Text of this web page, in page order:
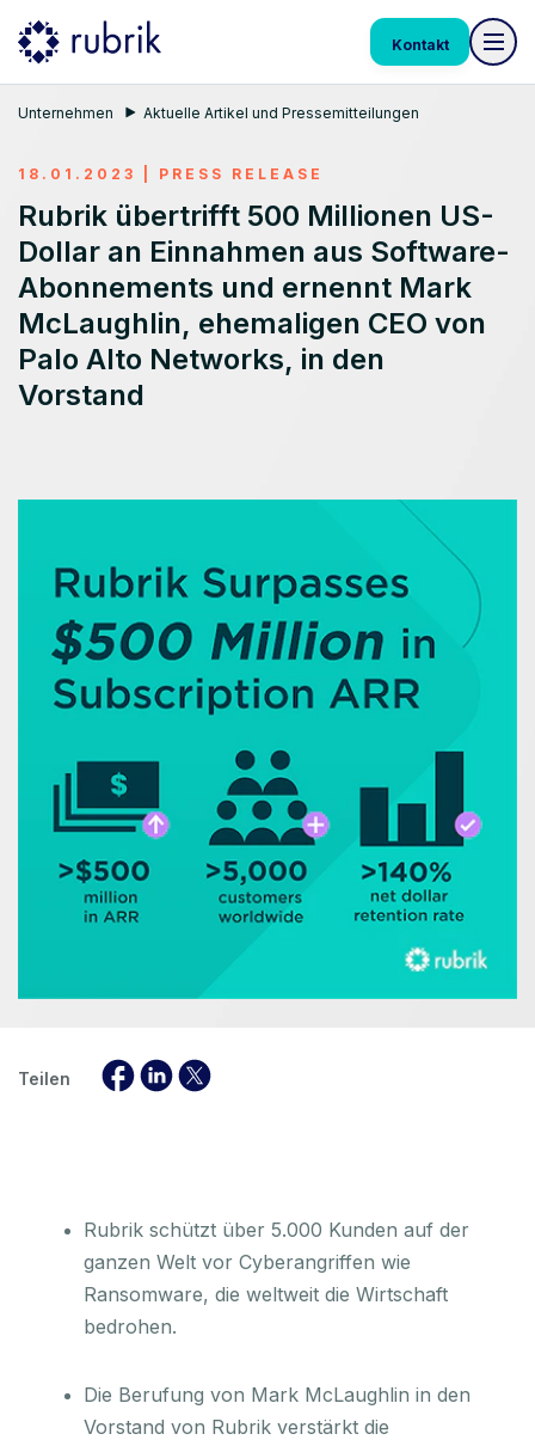
Kontakt
Unternehmen Aktuelle Artikel und Pressemitteilungen
18.01.2023 PRESS RELEASE
Rubrik übertrifft 500 Millionen US-
Dollar an Einnahmen aus Software-
Abonnements und ernennt Mark
McLaughlin, ehemaligen CEO von
Palo Alto Networks, in den
Vorstand
Teilen
Rubrik schützt über 5.000 Kunden auf der
ganzen Welt vor Cyberangriffen wie
Ransomware, die weltweit die Wirtschaft
bedrohen.
Die Berufung von Mark McLaughlin in den
Vorstand von Rubrik verstärkt die